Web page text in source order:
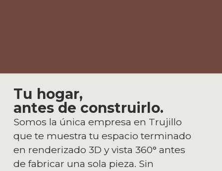
Tu hogar,
antes de construirlo.
Somos la única empresa en Trujillo
que te muestra tu espacio terminado
en renderizado 3D y vista 360° antes
de fabricar una sola pieza. Sin